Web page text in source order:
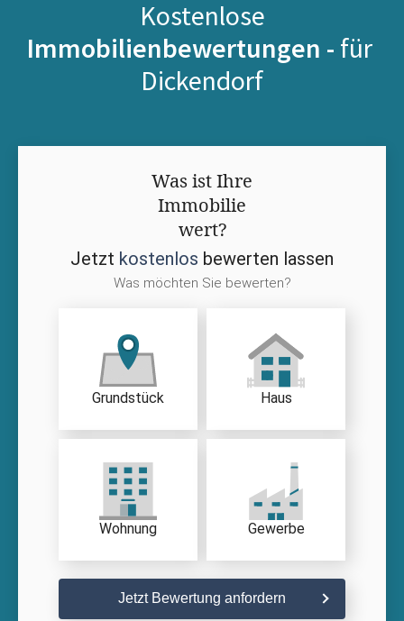
Kostenlose
Immobilienbewertungen - für
Dickendorf
Was ist Ihre
Immobilie
wert?
Jetzt kostenlos bewerten lassen
Was möchten Sie bewerten?
Grundstück Haus
Wohnung Gewerbe
Jetzt Bewertung anfordern